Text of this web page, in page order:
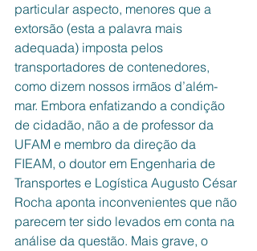
particular aspecto, menores que a
extorsão (esta a palavra mais
adequada) imposta pelos
transportadores de contenedores,
como dizem nossos irmãos d’além-
mar. Embora enfatizando a condição
de cidadão, não a de professor da
UFAM e membro da direção da
FIEAM, o doutor em Engenharia de
Transportes e Logística Augusto César
Rocha aponta inconvenientes que não
parecem ter sido levados em conta na
análise da questão. Mais grave, o